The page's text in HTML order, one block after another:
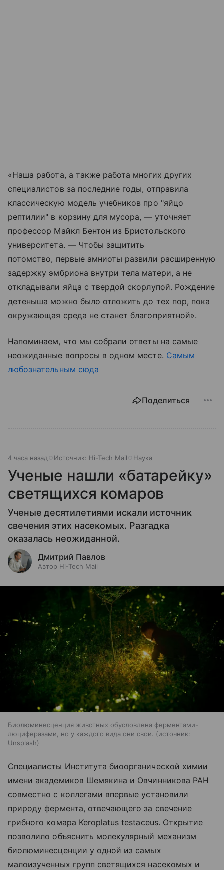
«Наша работа, а также работа многих других
специалистов за последние годы, отправила
классическую модель учебников про "яйцо
рептилии" в корзину для мусора, — уточняет
профессор Майкл Бентон из Бристольского
университета. — Чтобы защитить
потомство, первые амниоты развили расширенную
задержку эмбриона внутри тела матери, а не
откладывали яйца с твердой скорлупой. Рождение
детеныша можно было отложить до тех пор, пока
окружающая среда не станет благоприятной».
Напоминаем, что мы собрали ответы на самые
неожиданные вопросы в одном месте. Самым
любознательным сюда
Поделиться
4 часа назад Источник: Hi-Tech Mail Наука
Ученые нашли «батарейку»
светящихся комаров
Ученые десятилетиями искали источник
свечения этих насекомых. Разгадка
оказалась неожиданной.
Дмитрий Павлов
Автор Hi-Tech Mail
Биолюминесценция животных обусловлена ферментами-
люциферазами, но у каждого вида они свои.
источник:
Unsplash
Специалисты Института биоорганической химии
имени академиков Шемякина и Овчинникова РАН
совместно с коллегами впервые установили
природу фермента, отвечающего за свечение
грибного комара Keroplatus testaceus. Открытие
позволило объяснить молекулярный механизм
биолюминесценции у одной из самых
малоизученных групп светящихся насекомых и